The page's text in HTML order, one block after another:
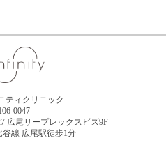
ティクリニック
0047
広尾リープレックスビズ9F
線 広尾駅徒歩1分